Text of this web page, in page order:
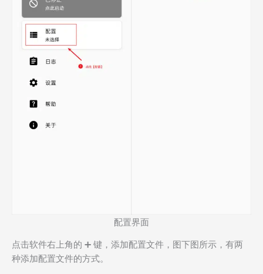
配置界面
点击软件右上角的 ➕ 键，添加配置文件，图下图所示，有两
种添加配置文件的方式。